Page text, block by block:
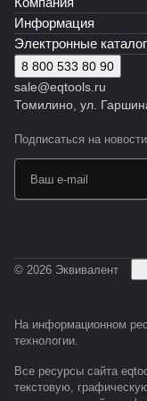
Информация
Электронные
8 800 533 80 90
sale@eqtools.ru
Томилино, ул.
Подписаться на
© 2026 Эквивалент
На информационном
технологии.
Все ресурсы сайта
текстовую,